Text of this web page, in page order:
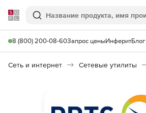
Softline
Поиск
8 (800) 200-08-60Запрос ценыИнферитБлог
Сеть и интернет Сетевые утилиты